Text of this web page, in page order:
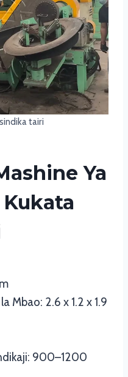
tairi
Ya
Mbao: 2.6 x 1.2 x 1.9
900–1200